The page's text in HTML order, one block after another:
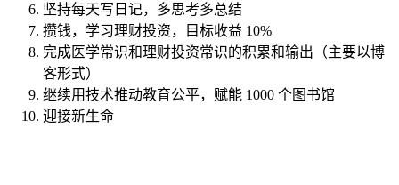
坚持每天写日记，多思考多总结
攒钱，学习理财投资，目标收益 10%
完成医学常识和理财投资常识的积累和输出（主要以博
客形式）
继续用技术推动教育公平，赋能 1000 个图书馆
迎接新生命